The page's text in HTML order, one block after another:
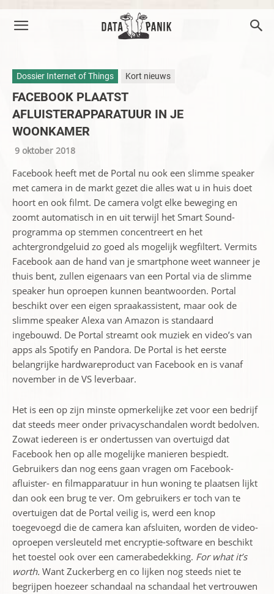
Dossier Internet of Things Kort nieuws
FACEBOOK PLAATST
AFLUISTERAPPARATUUR IN JE
WOONKAMER
9 oktober 2018
Facebook heeft met de Portal nu ook een slimme speaker
met camera in de markt gezet die alles wat u in huis doet
hoort en ook filmt. De camera volgt elke beweging en
zoomt automatisch in en uit terwijl het Smart Sound-
programma op stemmen concentreert en het
achtergrondgeluid zo goed als mogelijk wegfiltert. Vermits
Facebook aan de hand van je smartphone weet wanneer je
thuis bent, zullen eigenaars van een Portal via de slimme
speaker hun oproepen kunnen beantwoorden. Portal
beschikt over een eigen spraakassistent, maar ook de
slimme speaker Alexa van Amazon is standaard
ingebouwd. De Portal streamt ook muziek en video’s van
apps als Spotify en Pandora. De Portal is het eerste
belangrijke hardwareproduct van Facebook en is vanaf
november in de VS leverbaar.
Het is een op zijn minste opmerkelijke zet voor een bedrijf
dat steeds meer onder privacyschandalen wordt bedolven.
Zowat iedereen is er ondertussen van overtuigd dat
Facebook hen op alle mogelijke manieren bespiedt.
Gebruikers dan nog eens gaan vragen om Facebook-
afluister- en filmapparatuur in hun woning te plaatsen lijkt
dan ook een brug te ver. Om gebruikers er toch van te
overtuigen dat de Portal veilig is, werd een knop
toegevoegd die de camera kan afsluiten, worden de video-
oproepen versleuteld met encryptie-software en beschikt
het toestel ook over een camerabedekking. For what it’s
worth. Want Zuckerberg en co lijken nog steeds niet te
begrijpen hoezeer schandaal na schandaal het vertrouwen